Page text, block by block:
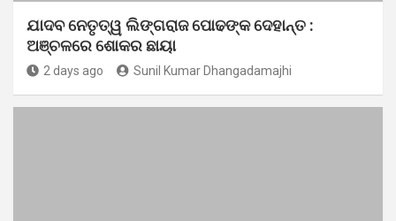
ଯାଦବ ନେତୃତ୍ୱ ଲିଙ୍ଗରାଜ ପୋଢଙ୍କ ଦେହାନ୍ତ :
ଅଞ୍ଚଳରେ ଶୋକର ଛାୟା
2 days ago Sunil Kumar Dhangadamajhi